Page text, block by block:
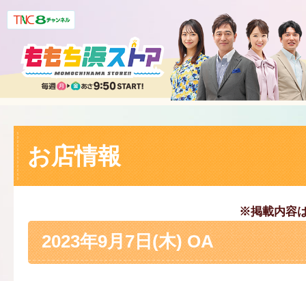
お店情報
※掲載内容
2023年9月7日(木) OA